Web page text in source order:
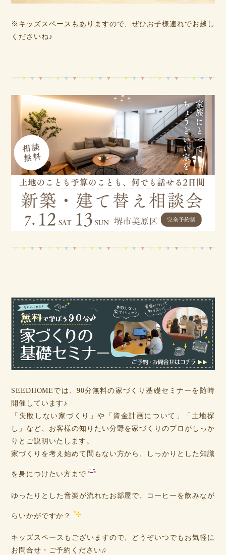
※キッズスペースもありますので、ぜひお子様連れでお越し
くださいね♪
SEEDHOMEでは、90分無料の家づくり基礎セミナーを随時
開催しています♪
「失敗しない家づくり」や「資金計画について」「土地探
し」など、お客様の知りたい分野を家づくりのプロがしっか
りとご説明いたします。
家づくりを考え始めて間もない方から、しっかりとした知識
を身につけたい方まで
ゆったりとした音楽が流れたお部屋で、コーヒーを飲みなが
らいかがですか？
キッズスペースもございますので、どうぞいつでもお気軽に
お問合せ・ご予約ください♫